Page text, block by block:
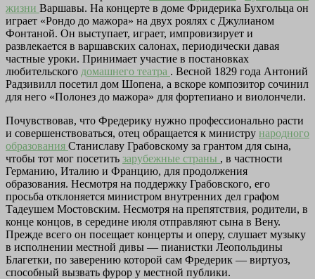
жизни Варшавы. На концерте в доме Фридерика Бухгольца он
играет «Рондо до мажора» на двух роялях с Джулианом
Фонтаной. Он выступает, играет, импровизирует и
развлекается в варшавских салонах, периодически давая
частные уроки. Принимает участие в постановках
любительского домашнего театра . Весной 1829 года Антоний
Радзивилл посетил дом Шопена, а вскоре композитор сочинил
для него «Полонез до мажора» для фортепиано и виолончели.
Почувствовав, что Фредерику нужно профессионально расти
и совершенствоваться, отец обращается к министру народного
образования Станиславу Грабовскому за грантом для сына,
чтобы тот мог посетить зарубежные страны , в частности
Германию, Италию и Францию, для продолжения
образования. Несмотря на поддержку Грабовского, его
просьба отклоняется министром внутренних дел графом
Тадеушем Мостовским. Несмотря на препятствия, родители, в
конце концов, в середине июля отправляют сына в Вену.
Прежде всего он посещает концерты и оперу, слушает музыку
в исполнении местной дивы — пианистки Леопольдины
Благетки, по заверению которой сам Фредерик — виртуоз,
способный вызвать фурор у местной публики.